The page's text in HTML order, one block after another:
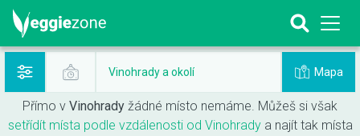
Vinohrady a okolí Mapa
Přímo v Vinohrady žádné místo nemáme. Můžeš si však
setřídít místa podle vzdálenosti od Vinohradya najít tak místa